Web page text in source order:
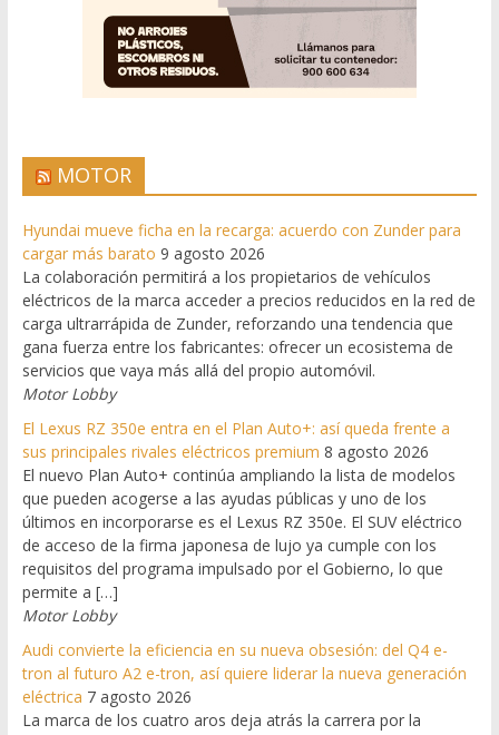
MOTOR
Hyundai mueve ficha en la recarga: acuerdo con Zunder para
cargar más barato 9 agosto 2026
La colaboración permitirá a los propietarios de vehículos
eléctricos de la marca acceder a precios reducidos en la red de
carga ultrarrápida de Zunder, reforzando una tendencia que
gana fuerza entre los fabricantes: ofrecer un ecosistema de
servicios que vaya más allá del propio automóvil.
Motor Lobby
El Lexus RZ 350e entra en el Plan Auto+: así queda frente a
sus principales rivales eléctricos premium 8 agosto 2026
El nuevo Plan Auto+ continúa ampliando la lista de modelos
que pueden acogerse a las ayudas públicas y uno de los
últimos en incorporarse es el Lexus RZ 350e. El SUV eléctrico
de acceso de la firma japonesa de lujo ya cumple con los
requisitos del programa impulsado por el Gobierno, lo que
permite a […]
Motor Lobby
Audi convierte la eficiencia en su nueva obsesión: del Q4 e-
tron al futuro A2 e-tron, así quiere liderar la nueva generación
eléctrica 7 agosto 2026
La marca de los cuatro aros deja atrás la carrera por la